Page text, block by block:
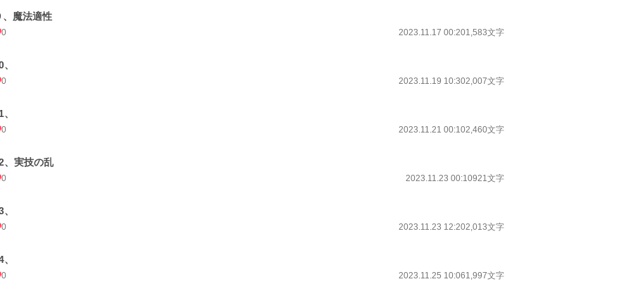
、魔法適性
0 2023.11.17 00:201,583文字
0 2023.11.19 10:302,007文字
0 2023.11.21 00:102,460文字
、実技の乱
0 2023.11.23 00:10921文字
0 2023.11.23 12:202,013文字
0 2023.11.25 10:061,997文字